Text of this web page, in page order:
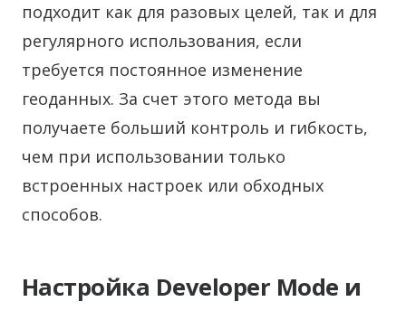
подходит как для разовых целей, так и для
регулярного использования, если
требуется постоянное изменение
геоданных. За счет этого метода вы
получаете больший контроль и гибкость,
чем при использовании только
встроенных настроек или обходных
способов.
Настройка Developer Mode и